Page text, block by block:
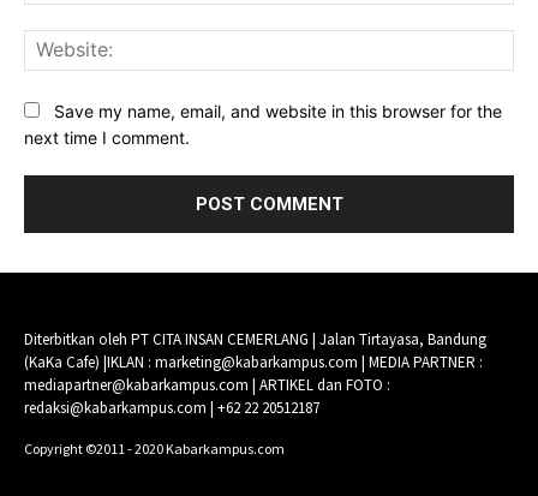
Save my name, email, and website in this browser for the
next time I comment.
Diterbitkan oleh PT CITA INSAN CEMERLANG | Jalan Tirtayasa, Bandung
(KaKa Cafe) |IKLAN : marketing@kabarkampus.com | MEDIA PARTNER :
mediapartner@kabarkampus.com | ARTIKEL dan FOTO :
redaksi@kabarkampus.com | +62 22 20512187
Copyright ©2011 - 2020 Kabarkampus.com